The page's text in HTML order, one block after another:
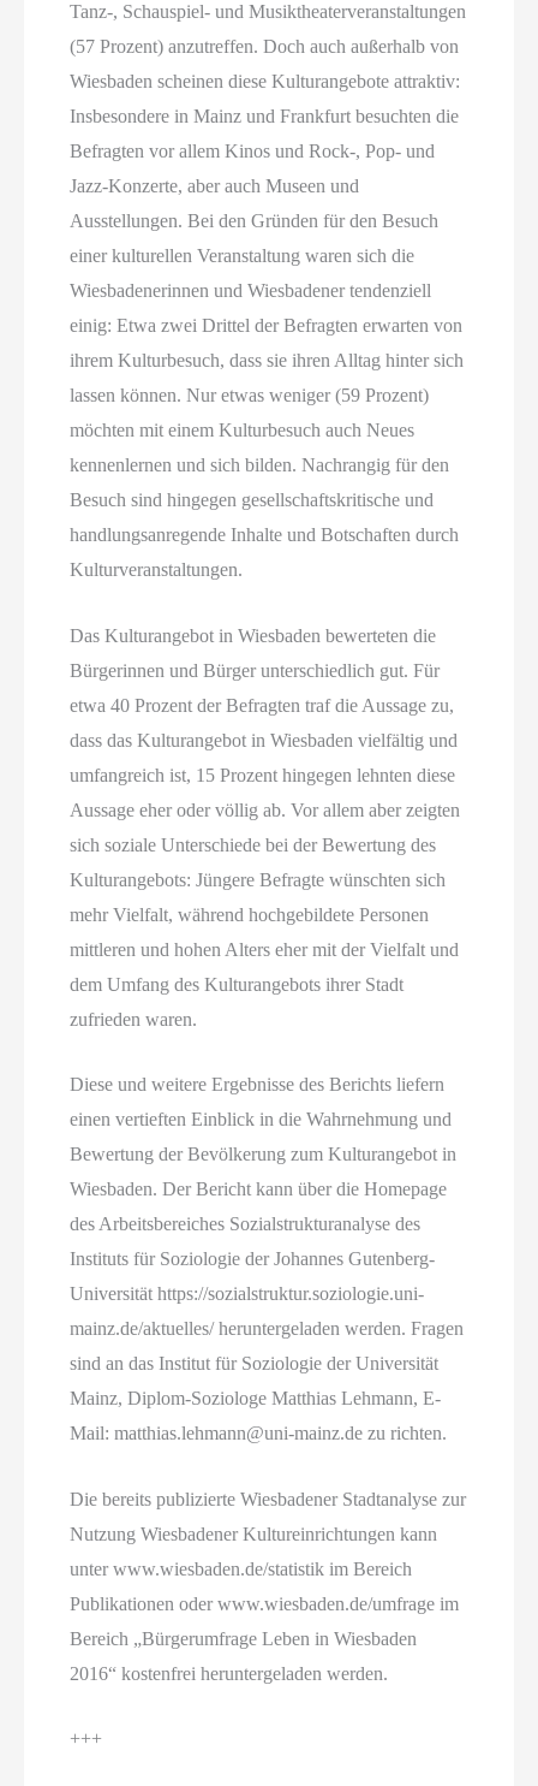
Tanz-, Schauspiel- und Musiktheaterveranstaltungen
(57 Prozent) anzutreffen. Doch auch außerhalb von
Wiesbaden scheinen diese Kulturangebote attraktiv:
Insbesondere in Mainz und Frankfurt besuchten die
Befragten vor allem Kinos und Rock-, Pop- und
Jazz-Konzerte, aber auch Museen und
Ausstellungen. Bei den Gründen für den Besuch
einer kulturellen Veranstaltung waren sich die
Wiesbadenerinnen und Wiesbadener tendenziell
einig: Etwa zwei Drittel der Befragten erwarten von
ihrem Kulturbesuch, dass sie ihren Alltag hinter sich
lassen können. Nur etwas weniger (59 Prozent)
möchten mit einem Kulturbesuch auch Neues
kennenlernen und sich bilden. Nachrangig für den
Besuch sind hingegen gesellschaftskritische und
handlungsanregende Inhalte und Botschaften durch
Kulturveranstaltungen.
Das Kulturangebot in Wiesbaden bewerteten die
Bürgerinnen und Bürger unterschiedlich gut. Für
etwa 40 Prozent der Befragten traf die Aussage zu,
dass das Kulturangebot in Wiesbaden vielfältig und
umfangreich ist, 15 Prozent hingegen lehnten diese
Aussage eher oder völlig ab. Vor allem aber zeigten
sich soziale Unterschiede bei der Bewertung des
Kulturangebots: Jüngere Befragte wünschten sich
mehr Vielfalt, während hochgebildete Personen
mittleren und hohen Alters eher mit der Vielfalt und
dem Umfang des Kulturangebots ihrer Stadt
zufrieden waren.
Diese und weitere Ergebnisse des Berichts liefern
einen vertieften Einblick in die Wahrnehmung und
Bewertung der Bevölkerung zum Kulturangebot in
Wiesbaden. Der Bericht kann über die Homepage
des Arbeitsbereiches Sozialstrukturanalyse des
Instituts für Soziologie der Johannes Gutenberg-
Universität https://sozialstruktur.soziologie.uni-
mainz.de/aktuelles/ heruntergeladen werden. Fragen
sind an das Institut für Soziologie der Universität
Mainz, Diplom-Soziologe Matthias Lehmann, E-
Mail: matthias.lehmann@uni-mainz.de zu richten.
Die bereits publizierte Wiesbadener Stadtanalyse zur
Nutzung Wiesbadener Kultureinrichtungen kann
unter www.wiesbaden.de/statistik im Bereich
Publikationen oder www.wiesbaden.de/umfrage im
Bereich „Bürgerumfrage Leben in Wiesbaden
2016“ kostenfrei heruntergeladen werden.
+++